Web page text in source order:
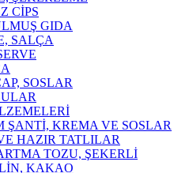
CİPS
GIDA
SALÇA
SOSLAR
ŞANTİ, KREMA VE SOSLAR
HAZIR TATLILAR
TOZU, ŞEKERLİ
KAKAO